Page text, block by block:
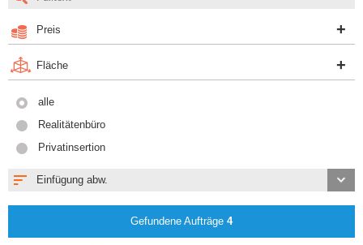
Preis
Fläche
alle
Realitätenbüro
Privatinsertion
Einfügung abw.
Gefundene Aufträge 4